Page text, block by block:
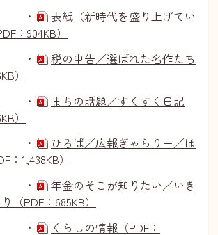
表紙（新時代を盛り上げてい
：904KB）
税の申告／選ばれた名作たち
）
まちの話題／すくすく日記
）
ひろば／広報ぎゃらりー／ほ
：1,438KB）
年金のそこが知りたい／いき
（PDF：685KB）
くらしの情報（PDF：